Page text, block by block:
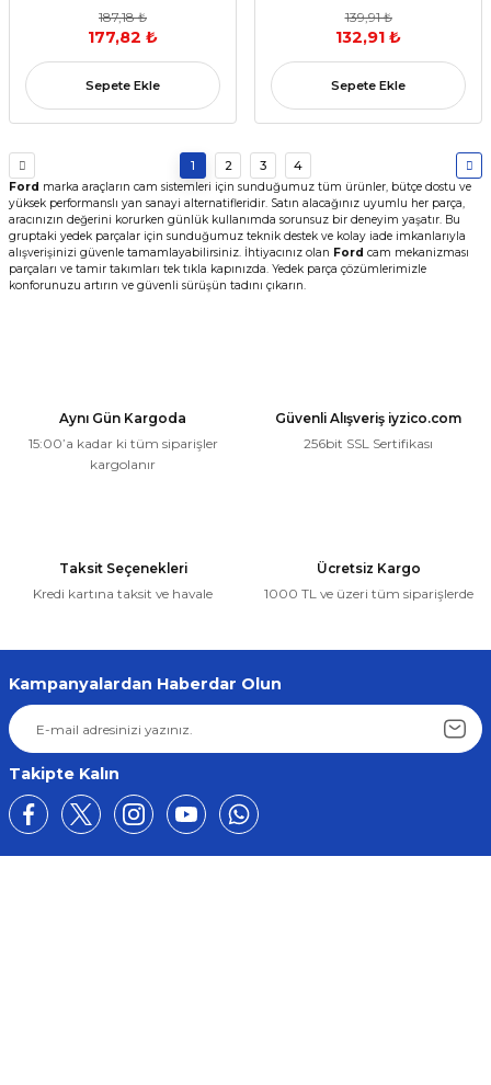
187,18 ₺
177,82 ₺
Sepete Ekle
139,91 ₺
132,91 ₺
Sepete Ekle
1 2 3 4
Ford marka araçların cam sistemleri için sunduğumuz tüm ürünler, bütçe dostu ve
yüksek performanslı yan sanayi alternatifleridir. Satın alacağınız uyumlu her parça,
aracınızın değerini korurken günlük kullanımda sorunsuz bir deneyim yaşatır. Bu
gruptaki yedek parçalar için sunduğumuz teknik destek ve kolay iade imkanlarıyla
alışverişinizi güvenle tamamlayabilirsiniz. İhtiyacınız olan Ford cam mekanizması
parçaları ve tamir takımları tek tıkla kapınızda. Yedek parça çözümlerimizle
konforunuzu artırın ve güvenli sürüşün tadını çıkarın.
Aynı Gün Kargoda
15:00’a kadar ki tüm siparişler
kargolanır
Güvenli Alışveriş iyzico.com
256bit SSL Sertifikası
Taksit Seçenekleri
Kredi kartına taksit ve havale
Ücretsiz Kargo
1000 TL ve üzeri tüm siparişlerde
Kampanyalardan Haberdar Olun
Takipte Kalın